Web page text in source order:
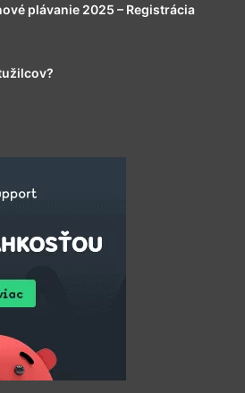
plávanie 2025 – Registrácia